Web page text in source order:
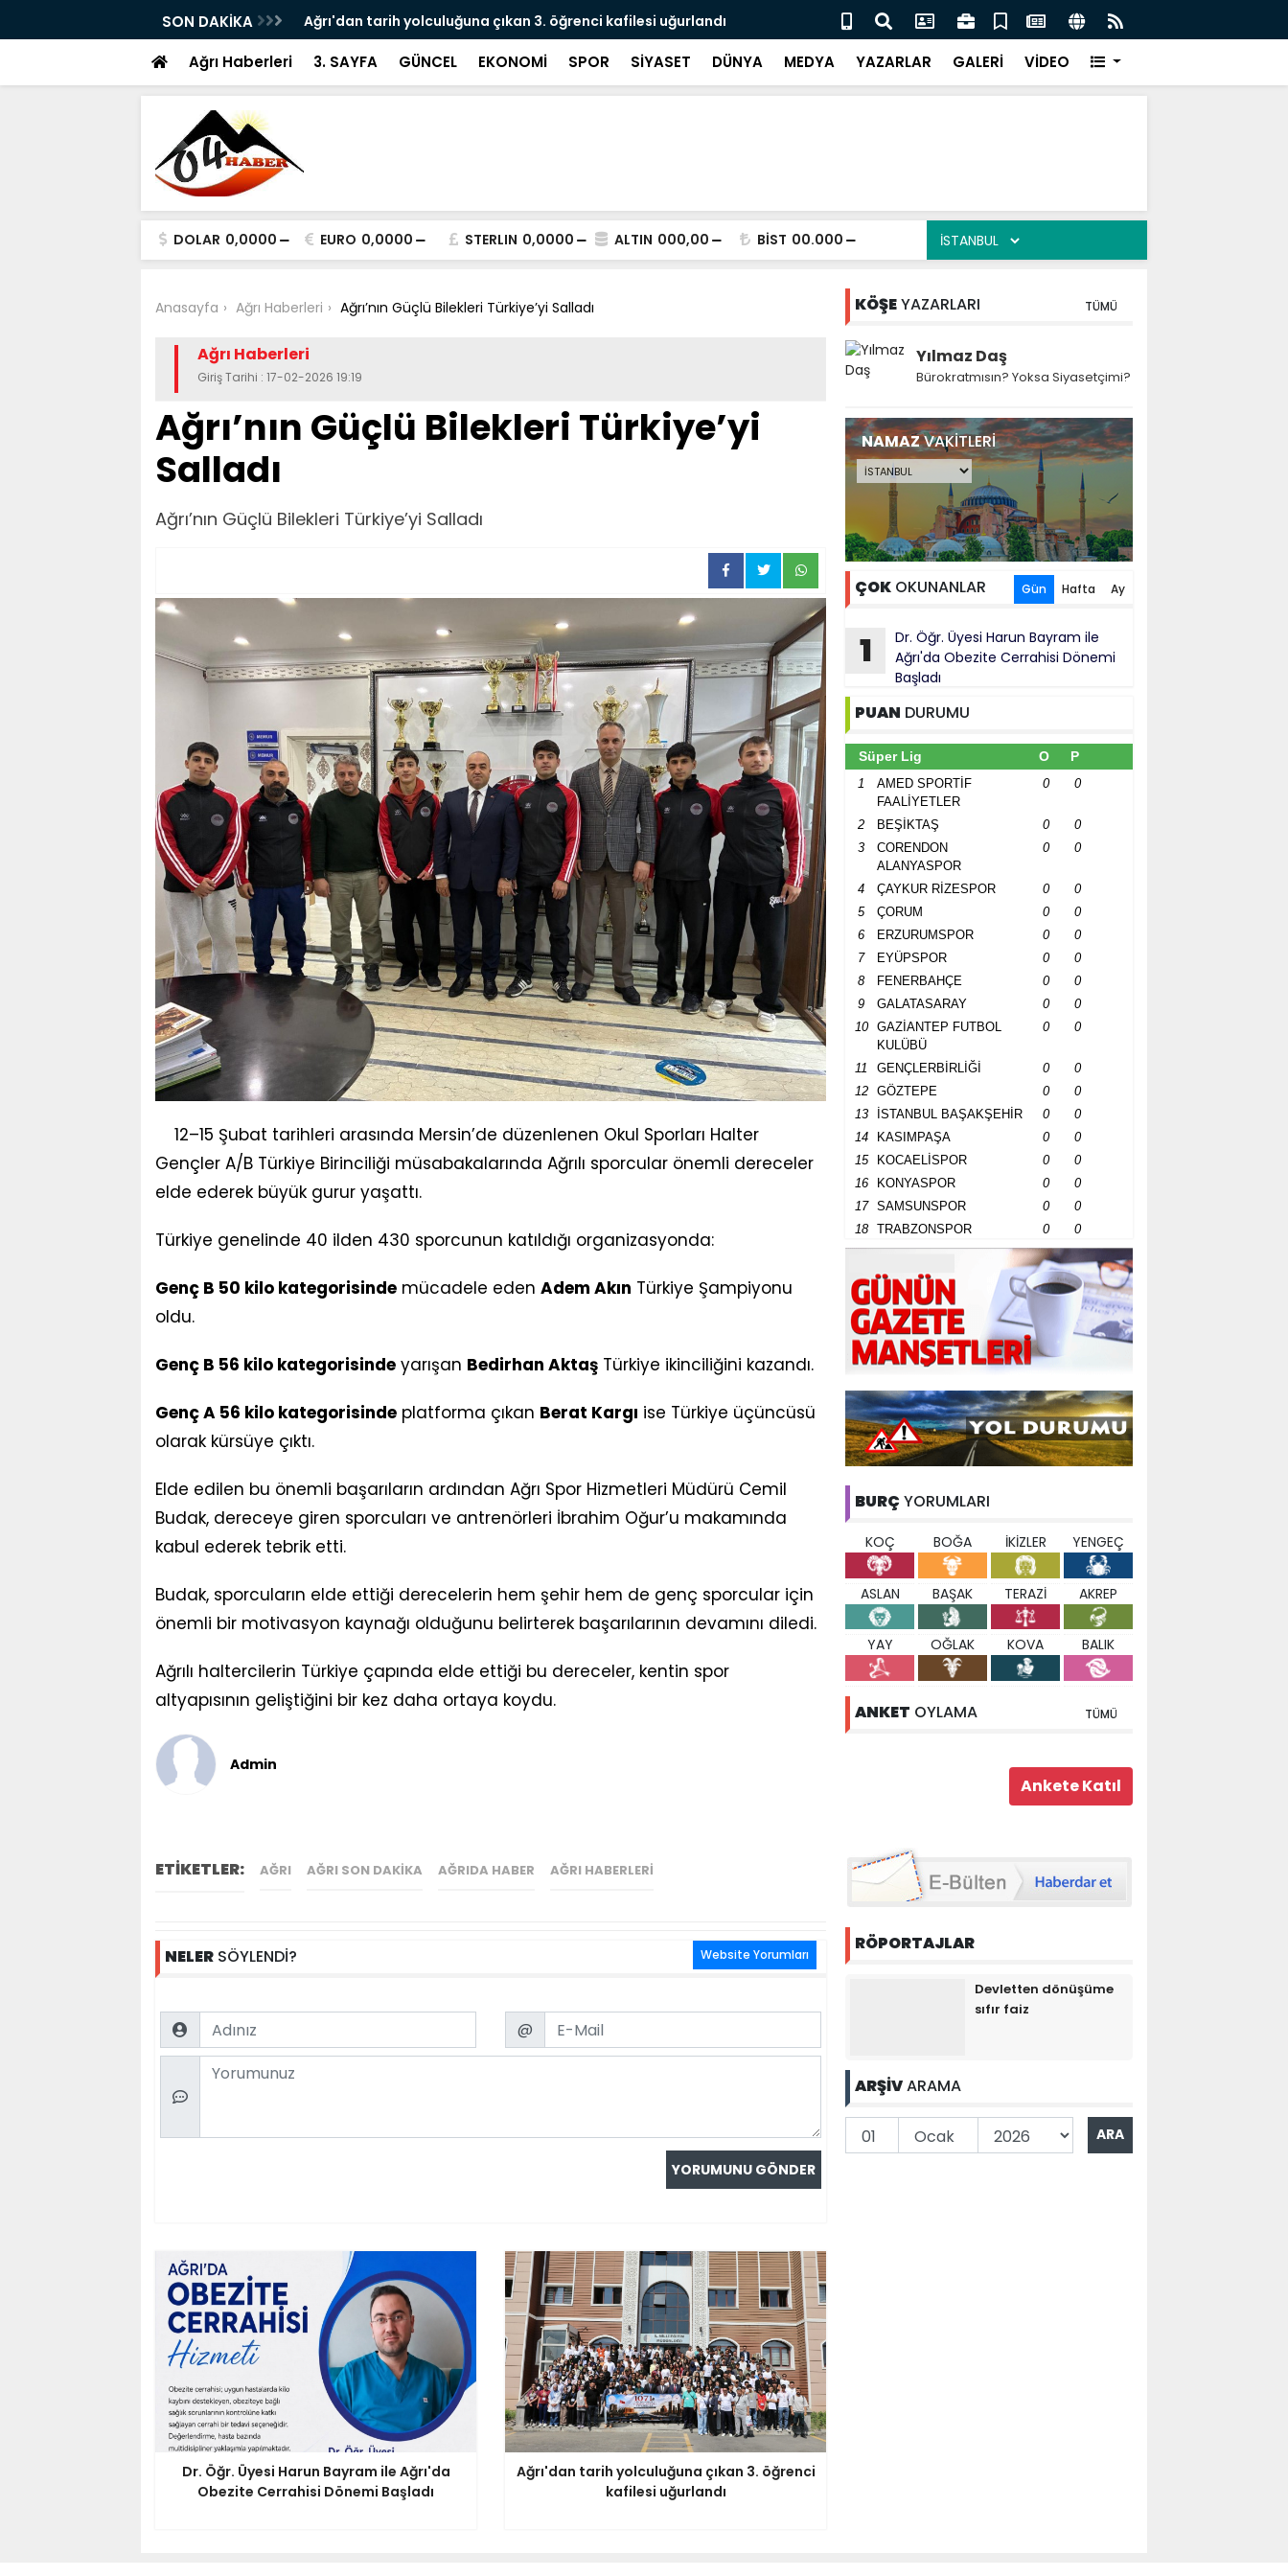
SON DAKİKA
ile Ağrı'da Obezite Cerrahisi Dönemi Ağrı'dan tarih yolculuğuna çıkan 3. öğrenci kafilesi uğurlandı
Doğubayazıt Kekiği İçin Tarihi Adım: Coğrafi İşaret ve Markalaşma
Süreci Başladı
Ağrı Haberleri 3. SAYFA GÜNCEL EKONOMİ SPOR SİYASET DÜNYA MEDYA YAZARLAR GALERİ VİDEO
DOLAR 0,0000 EURO 0,0000 STERLIN 0,0000 ALTIN 000,00 BİST 00.000
Anasayfa Ağrı Haberleri Ağrı’nın Güçlü Bilekleri Türkiye’yi Salladı
Ağrı Haberleri
Giriş Tarihi : 17-02-2026 19:19
Ağrı’nın Güçlü Bilekleri Türkiye’yi
Salladı
Ağrı’nın Güçlü Bilekleri Türkiye’yi Salladı
12–15 Şubat tarihleri arasında Mersin’de düzenlenen Okul Sporları Halter
Gençler A/B Türkiye Birinciliği müsabakalarında Ağrılı sporcular önemli dereceler
elde ederek büyük gurur yaşattı.
Türkiye genelinde 40 ilden 430 sporcunun katıldığı organizasyonda:
Genç B 50 kilo kategorisinde mücadele eden Adem Akın Türkiye Şampiyonu
oldu.
Genç B 56 kilo kategorisinde yarışan Bedirhan Aktaş Türkiye ikinciliğini kazandı.
Genç A 56 kilo kategorisinde platforma çıkan Berat Kargı ise Türkiye üçüncüsü
olarak kürsüye çıktı.
Elde edilen bu önemli başarıların ardından Ağrı Spor Hizmetleri Müdürü Cemil
Budak, dereceye giren sporcuları ve antrenörleri İbrahim Oğur’u makamında
kabul ederek tebrik etti.
Budak, sporcuların elde ettiği derecelerin hem şehir hem de genç sporcular için
önemli bir motivasyon kaynağı olduğunu belirterek başarılarının devamını diledi.
Ağrılı haltercilerin Türkiye çapında elde ettiği bu dereceler, kentin spor
altyapısının geliştiğini bir kez daha ortaya koydu.
Admin
ETİKETLER: AĞRI AĞRI SON DAKIKA AĞRIDA HABER AĞRI HABERLERI
NELER SÖYLENDİ? Website Yorumları
Name Email
@
Comment
Dr. Öğr. Üyesi Harun Bayram ile Ağrı'da
Obezite Cerrahisi Dönemi Başladı
Ağrı'dan tarih yolculuğuna çıkan 3. öğrenci
kafilesi uğurlandı
KÖŞEYAZARLARI TÜMÜ
Yılmaz Daş
Bürokratmısın? Yoksa Siyasetçimi?
NAMAZVAKİTLERİ
ÇOK OKUNANLAR Gün Hafta Ay
1
Dr. Öğr. Üyesi Harun Bayram ile
Ağrı'da Obezite Cerrahisi Dönemi
Başladı
PUAN DURUMU
Süper Lig O P
1
AMED SPORTİF
FAALİYETLER
0 0
2 BEŞİKTAŞ 0
0
3
CORENDON
ALANYASPOR
0 0
4 ÇAYKUR RİZESPOR 0
0
5
ÇORUM 0
0
6
ERZURUMSPOR 0
0
7
EYÜPSPOR 0
0
8
FENERBAHÇE 0
0
9
GALATASARAY 0
0
10
GAZİANTEP FUTBOL
KULÜBÜ
0 0
11 GENÇLERBİRLİĞİ 0
0
12
GÖZTEPE 0
0
13
İSTANBUL BAŞAKŞEHİR 0
0
14
KASIMPAŞA 0
0
15
KOCAELİSPOR 0
0
16
KONYASPOR 0
0
17
SAMSUNSPOR 0
0
18
TRABZONSPOR 0 0
BURÇ YORUMLARI
KOÇ BOĞA İKİZLER YENGEÇ
ASLAN BAŞAK TERAZİ AKREP
YAY OĞLAK KOVA BALIK
ANKET OYLAMA TÜMÜ
RÖPORTAJLAR
Devletten dönüşüme
sıfır faiz
ARŞİVARAMA